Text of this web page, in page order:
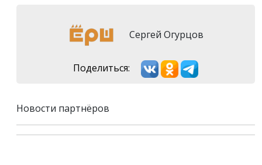
Сергей Огурцов
Поделиться:
Новости партнёров